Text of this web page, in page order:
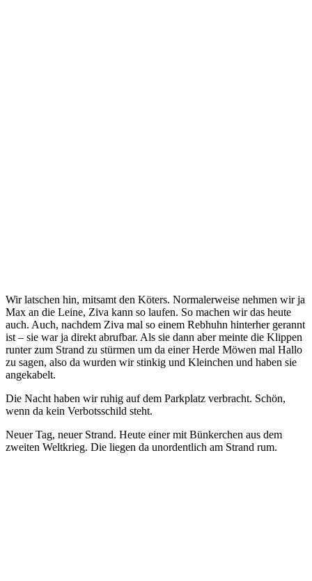
Wir latschen hin, mitsamt den Köters. Normalerweise nehmen wir ja
Max an die Leine, Ziva kann so laufen. So machen wir das heute
auch. Auch, nachdem Ziva mal so einem Rebhuhn hinterher gerannt
ist – sie war ja direkt abrufbar. Als sie dann aber meinte die Klippen
runter zum Strand zu stürmen um da einer Herde Möwen mal Hallo
zu sagen, also da wurden wir stinkig und Kleinchen und haben sie
angekabelt.
Die Nacht haben wir ruhig auf dem Parkplatz verbracht. Schön,
wenn da kein Verbotsschild steht.
Neuer Tag, neuer Strand. Heute einer mit Bünkerchen aus dem
zweiten Weltkrieg. Die liegen da unordentlich am Strand rum.